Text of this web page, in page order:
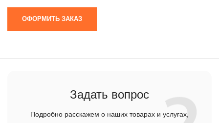
ОФОРМИТЬ ЗАКАЗ
Задать вопрос
Подробно расскажем о наших товарах и услугах,